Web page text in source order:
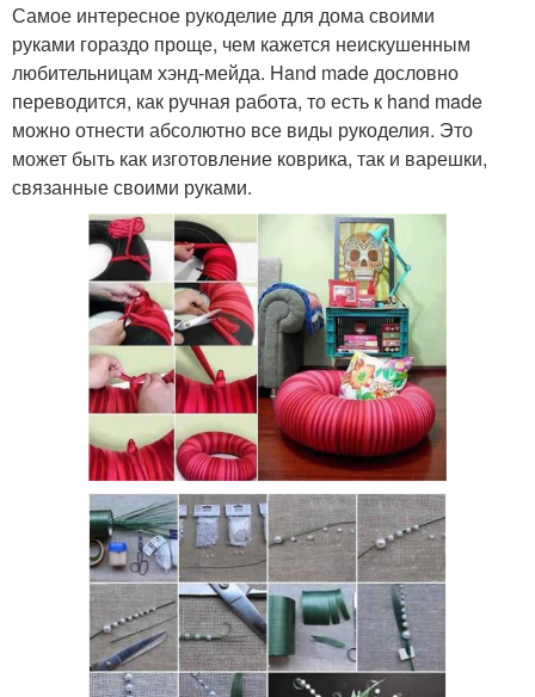
Самое интересное рукоделие для дома своими
руками гораздо проще, чем кажется неискушенным
любительницам хэнд-мейда. Hand made дословно
переводится, как ручная работа, то есть к hand made
можно отнести абсолютно все виды рукоделия. Это
может быть как изготовление коврика, так и варешки,
связанные своими руками.